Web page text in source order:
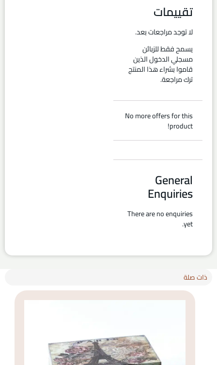
تقييمات
لا توجد مراجعات بعد.
يسمح فقط للزبائن
مسجلي الدخول الذين
قاموا بشراء هذا المنتج
ترك مراجعة.
No more offers for this
product!
General
Enquiries
There are no enquiries
yet.
ذات صلة